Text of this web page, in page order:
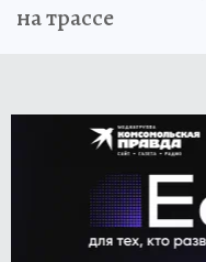
на трассе